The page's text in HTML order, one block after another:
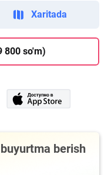
Xaritada
800 so'm)
berish